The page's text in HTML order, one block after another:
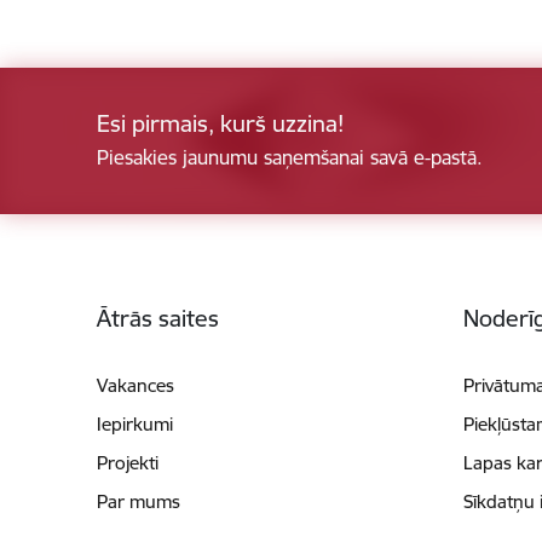
Esi pirmais, kurš uzzina!
Piesakies jaunumu saņemšanai savā e-pastā.
Ātrās saites
Vakances
Iepirkumi
Projekti
Par mums
Lapas
Sīkdatņu